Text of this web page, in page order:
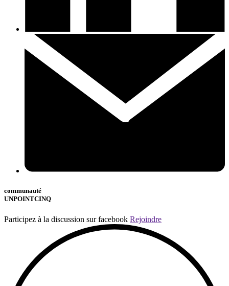
communauté
UNPOINTCINQ
Participez à la discussion sur facebook Rejoindre